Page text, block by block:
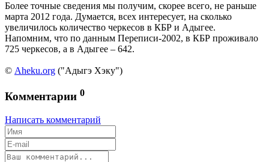
Более точные сведения мы получим, скорее всего, не раньше
марта 2012 года. Думается, всех интересует, на сколько
увеличилось количество черкесов в КБР и Адыгее.
Напомним, что по данным Переписи-2002, в КБР проживало
725 черкесов, а в Адыгее – 642.
© Aheku.org ("Адыгэ Хэку")
Комментарии 0
Написать комментарий